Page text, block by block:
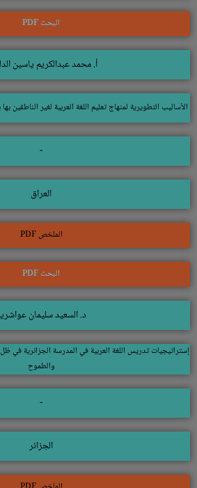
البحث PDF
أ. محمد عبدالكريم ياسين
الأساليب التطويرية لمنهاج تعليم اللغة العربية لغير الناطقين
-
العراق
الملخص PDF
البحث PDF
د. السعيد سليمان
إستراتيجيات تدريس اللغة العربية في المدرسة الجزائرية في
والطموح
-
الجزائر